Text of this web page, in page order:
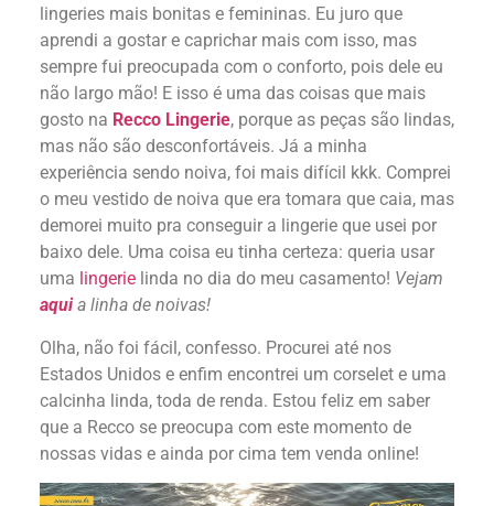
lingeries mais bonitas e femininas. Eu juro que
aprendi a gostar e caprichar mais com isso, mas
sempre fui preocupada com o conforto, pois dele eu
não largo mão! E isso é uma das coisas que mais
gosto na Recco Lingerie, porque as peças são lindas,
mas não são desconfortáveis. Já a minha
experiência sendo noiva, foi mais difícil kkk. Comprei
o meu vestido de noiva que era tomara que caia, mas
demorei muito pra conseguir a lingerie que usei por
baixo dele. Uma coisa eu tinha certeza: queria usar
uma lingerie linda no dia do meu casamento! Vejam
aqui a linha de noivas!
Olha, não foi fácil, confesso. Procurei até nos
Estados Unidos e enfim encontrei um corselet e uma
calcinha linda, toda de renda. Estou feliz em saber
que a Recco se preocupa com este momento de
nossas vidas e ainda por cima tem venda online!